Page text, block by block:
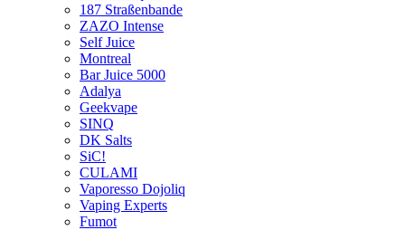
187 Straßenbande
ZAZO Intense
Self Juice
Montreal
Bar Juice 5000
Adalya
Geekvape
SINQ
DK Salts
SiC!
CULAMI
Vaporesso Dojoliq
Vaping Experts
Fumot